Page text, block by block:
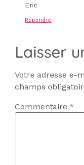
Eric
Répondre
Laisser
Votre adresse e-
champs
Commentaire *